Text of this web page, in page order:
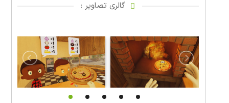
گالری تصاویر :